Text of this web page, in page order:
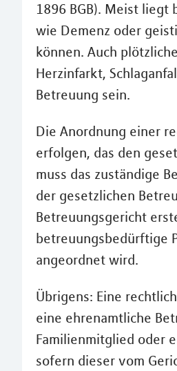
1896 BGB). Meist liegt
wie Demenz oder
können. Auch
Herzinfarkt,
Betreuung sein.
Die Anordnung einer
erfolgen, das den
muss das zuständige
der gesetzlichen
Betreuungsgericht
betreuungsbedürftige
angeordnet wird.
Übrigens: Eine
eine ehrenamtliche
Familienmitglied oder
sofern dieser vom